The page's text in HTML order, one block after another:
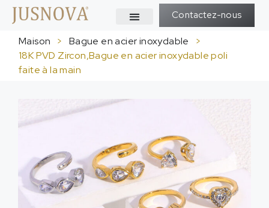
Contactez-nous
Maison > Bague en acier inoxydable
>
18K PVD Zircon,Bague en acier inoxydable poli
faite à la main